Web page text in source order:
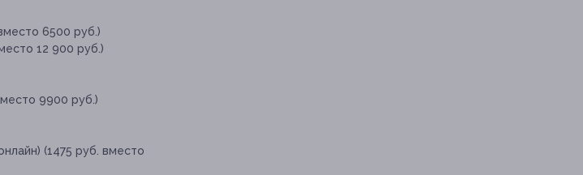
6500 руб.)
12 900 руб.)
9900 руб.)
(1475 руб. вместо